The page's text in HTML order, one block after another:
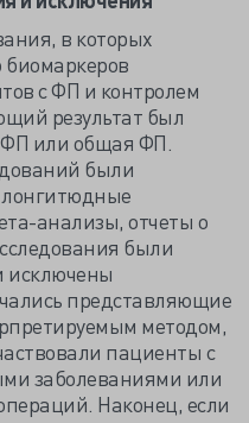
в которых
биомаркеров
с ФП и контролем
результат был
или общая ФП.
были
анализы, отчеты о
были
исключены
представляющие
методом,
пациенты с
заболеваниями или
Наконец, если